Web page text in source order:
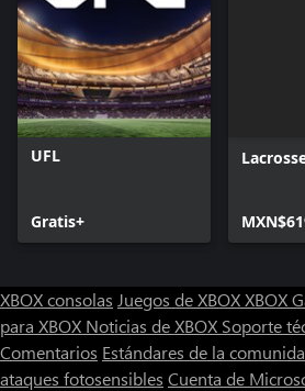
UFL
Gratis+
XBOX consolas Juegos de XBOXXBOX
para XBOX Noticias de XBOX Soporte
Comentarios Estándares de la
ataques fotosensibles Cuenta de